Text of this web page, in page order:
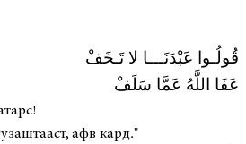
قُولُـوا عَبْدَنَـــا لا تَـخَفْ
عَفَا اللَّهُ عَمَّا سَلَفْ
афв кард."